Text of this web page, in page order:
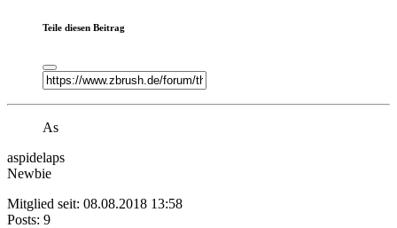
Teile diesen Beitrag
As
aspidelaps
Newbie
Mitglied seit: 08.08.2018 13:58
Posts: 9